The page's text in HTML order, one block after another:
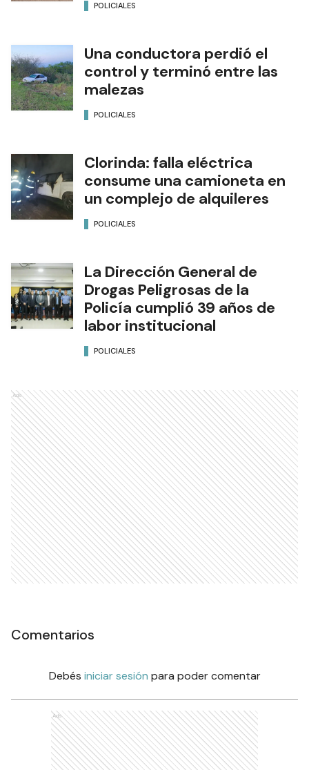
POLICIALES
Una conductora perdió el
control y terminó entre las
malezas
POLICIALES
Clorinda: falla eléctrica
consume una camioneta en
un complejo de alquileres
POLICIALES
La Dirección General de
Drogas Peligrosas de la
Policía cumplió 39 años de
labor institucional
POLICIALES
Ads
Comentarios
Debés iniciar sesión para poder comentar
Ads